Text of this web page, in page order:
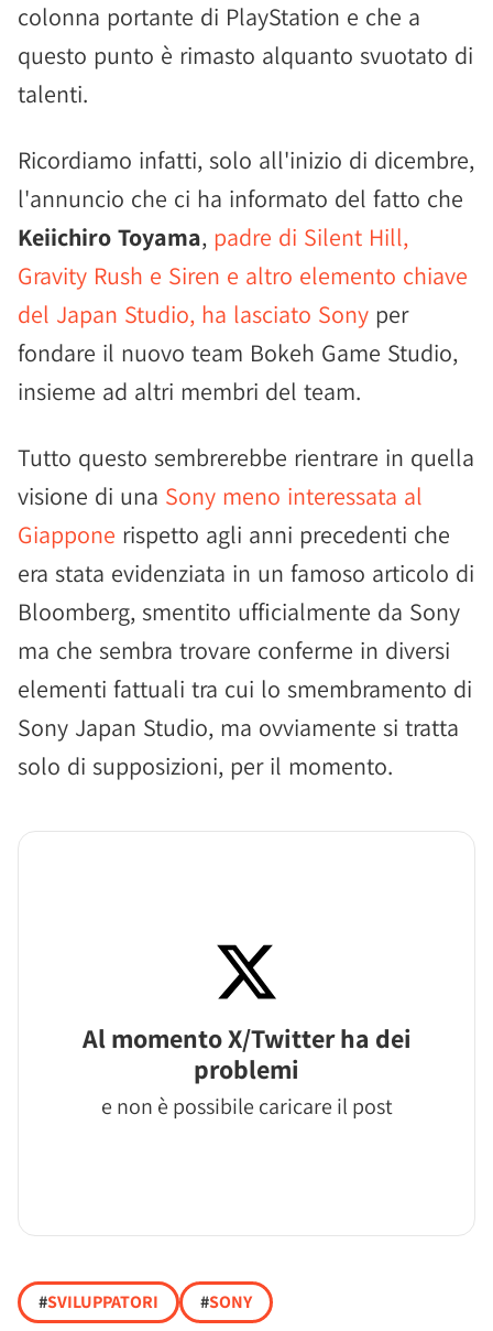
colonna portante di PlayStation e che a
questo punto è rimasto alquanto svuotato di
talenti.
Ricordiamo infatti, solo all'inizio di dicembre,
l'annuncio che ci ha informato del fatto che
Keiichiro Toyama, padre di Silent Hill,
Gravity Rush e Siren e altro elemento chiave
del Japan Studio, ha lasciato Sony per
fondare il nuovo team Bokeh Game Studio,
insieme ad altri membri del team.
Tutto questo sembrerebbe rientrare in quella
visione di una Sony meno interessata al
Giappone rispetto agli anni precedenti che
era stata evidenziata in un famoso articolo di
Bloomberg, smentito ufficialmente da Sony
ma che sembra trovare conferme in diversi
elementi fattuali tra cui lo smembramento di
Sony Japan Studio, ma ovviamente si tratta
solo di supposizioni, per il momento.
Al momento X/Twitter ha dei
problemi
e non è possibile caricare il post
#SVILUPPATORI #SONY